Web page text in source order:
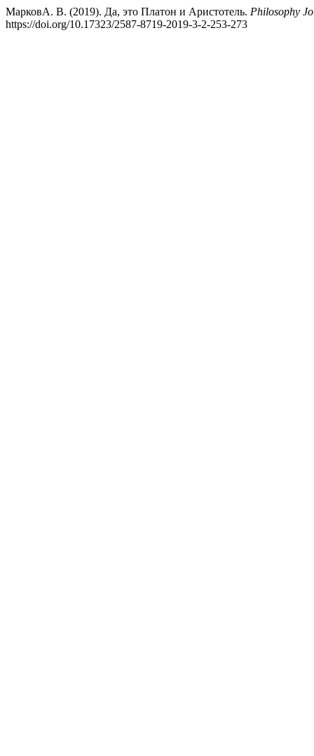
МарковА. В. (2019). Да, это Платон и Аристотель. Philosophy
https://doi.org/10.17323/2587-8719-2019-3-2-253-273